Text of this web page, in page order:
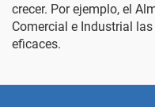
crecer. Por ejemplo, el
Comercial e Industrial
eficaces.